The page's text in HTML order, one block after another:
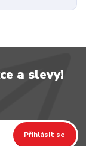
a slevy!
Přihlásit se